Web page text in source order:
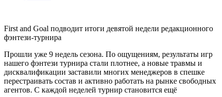
First and Goal подводит итоги девятой недели редакционного
фэнтези-турнира
Прошли уже 9 недель сезона. По ощущениям, результаты игр
нашего фэнтези турнира стали плотнее, а новые травмы и
дисквалификации заставили многих менеджеров в спешке
перестраивать состав и активно работать на рынке свободных
агентов. С каждой неделей турнир становится ещё